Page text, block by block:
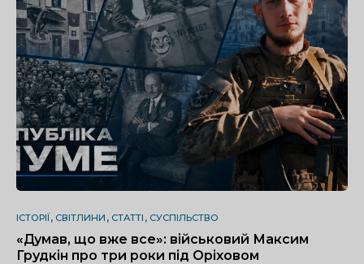
ІСТОРІЇ СВІТЛИНИ СТАТТІ СУСПІЛЬСТВО
«Думав, що вже все»: військовий Максим
Грудкін про три роки під Оріховом